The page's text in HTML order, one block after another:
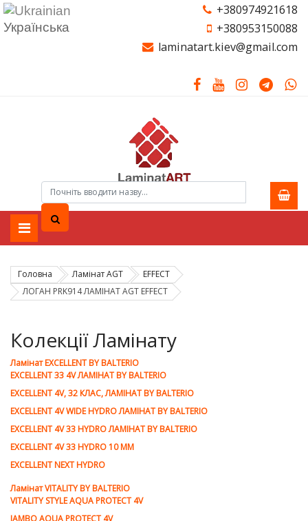
Українська
+380974921618
+380953150088
laminatart.kiev@gmail.com
Головна Ламiнат AGT
EFFECT
ЛОГАН PRK914 ЛАМІНАТ AGT EFFECT
Колекції Ламінату
Ламiнат EXCELLENT BY BALTERIO
EXCELLENT 33 4V ЛАМІНАТ BY BALTERIO
EXCELLENT 4V, 32 КЛАС, ЛАМІНАТ BY BALTERIO
EXCELLENT 4V WIDE HYDRO ЛАМІНАТ BY BALTERIO
EXCELLENT 4V 33 HYDRO ЛАМІНАТ BY BALTERIO
EXCELLENT 4V 33 HYDRO 10 ММ
EXCELLENT NEXT HYDRO
Ламiнат VITALITY BY BALTERIO
VITALITY STYLE AQUA PROTECT 4V
JAMBO AQUA PROTECT 4V